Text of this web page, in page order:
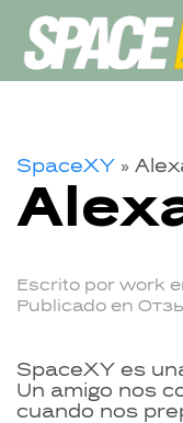
SpaceXY »
Escrito por work
Publicado en
SpaceXY es
Un amigo nos
cuando nos